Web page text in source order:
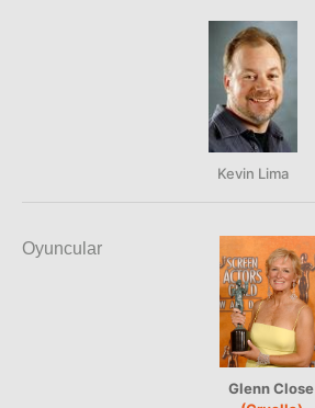
Kevin Lima
Oyuncular
Glenn Close